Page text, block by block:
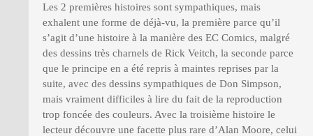
Les 2 premières histoires sont sympathiques, mais
exhalent une forme de déjà-vu, la première parce qu’il
s’agit d’une histoire à la manière des EC Comics, malgré
des dessins très charnels de Rick Veitch, la seconde parce
que le principe en a été repris à maintes reprises par la
suite, avec des dessins sympathiques de Don Simpson,
mais vraiment difficiles à lire du fait de la reproduction
trop foncée des couleurs. Avec la troisième histoire le
lecteur découvre une facette plus rare d’Alan Moore, celui